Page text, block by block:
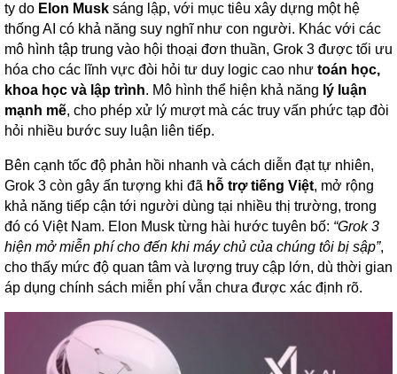
ty do Elon Musk sáng lập, với mục tiêu xây dựng một hệ
thống AI có khả năng suy nghĩ như con người. Khác với các
mô hình tập trung vào hội thoại đơn thuần, Grok 3 được tối ưu
hóa cho các lĩnh vực đòi hỏi tư duy logic cao như toán học,
khoa học và lập trình. Mô hình thể hiện khả năng lý luận
mạnh mẽ, cho phép xử lý mượt mà các truy vấn phức tạp đòi
hỏi nhiều bước suy luận liên tiếp.
Bên cạnh tốc độ phản hồi nhanh và cách diễn đạt tự nhiên,
Grok 3 còn gây ấn tượng khi đã hỗ trợ tiếng Việt, mở rộng
khả năng tiếp cận tới người dùng tại nhiều thị trường, trong
đó có Việt Nam. Elon Musk từng hài hước tuyên bố: “Grok 3
hiện mở miễn phí cho đến khi máy chủ của chúng tôi bị sập”,
cho thấy mức độ quan tâm và lượng truy cập lớn, dù thời gian
áp dụng chính sách miễn phí vẫn chưa được xác định rõ.